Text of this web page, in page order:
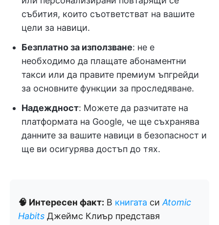
събития, които съответстват на вашите
цели за навици.
Безплатно за използване: не е
необходимо да плащате абонаментни
такси или да правите премиум ъпгрейди
за основните функции за проследяване.
Надеждност: Можете да разчитате на
платформата на Google, че ще съхранява
данните за вашите навици в безопасност и
ще ви осигурява достъп до тях.
🧠 Интересен факт: В книгата си Atomic
Habits Джеймс Клиър представя